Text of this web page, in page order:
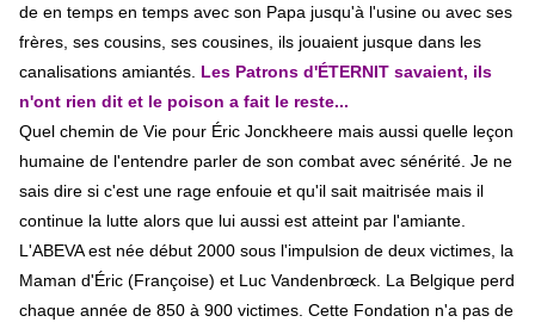
de en temps en temps avec son Papa jusqu'à l'usine ou avec ses
frères, ses cousins, ses cousines, ils jouaient jusque dans les
canalisations amiantés. Les Patrons d'ÉTERNIT savaient, ils
n'ont rien dit et le poison a fait le reste...
Quel chemin de Vie pour Éric Jonckheere mais aussi quelle leçon
humaine de l'entendre parler de son combat avec sénérité. Je ne
sais dire si c'est une rage enfouie et qu'il sait maitrisée mais il
continue la lutte alors que lui aussi est atteint par l'amiante.
L'ABEVA est née début 2000 sous l'impulsion de deux victimes, la
Maman d'Éric (Françoise) et Luc Vandenbrœck. La Belgique perd
chaque année de 850 à 900 victimes. Cette Fondation n'a pas de